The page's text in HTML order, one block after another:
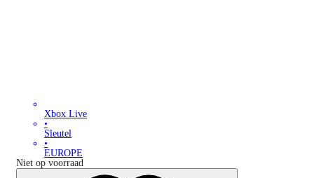
Xbox Live
•
Sleutel
•
EUROPE
Niet op voorraad